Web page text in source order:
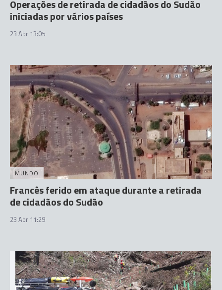
Operações de retirada de cidadãos do Sudão
iniciadas por vários países
23 Abr 13:05
MUNDO
Francês ferido em ataque durante a retirada
de cidadãos do Sudão
23 Abr 11:29